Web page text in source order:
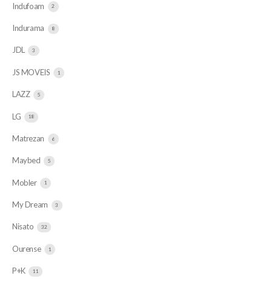
Indufoam 2
Indurama 8
JDL 3
JS MOVEIS 1
LAZZ 5
LG 18
Matrezan 6
Maybed 5
Mobler 1
My Dream 3
Nisato 32
Ourense 1
P+K 11